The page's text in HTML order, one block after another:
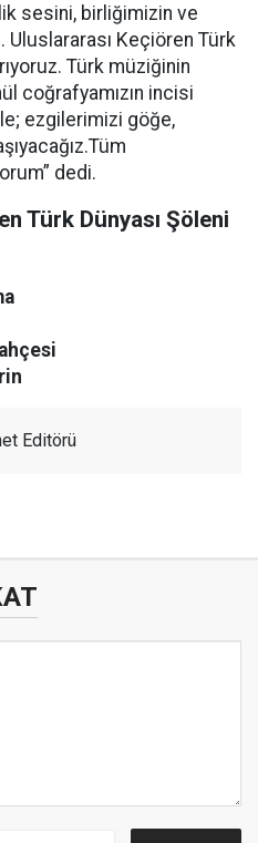
sesini, birliğimizin ve
Keçiören Türk
Türk müziğinin
coğrafyamızın incisi
ezgilerimizi göğe,
dedi.
Türk Dünyası Şöleni
Editörü